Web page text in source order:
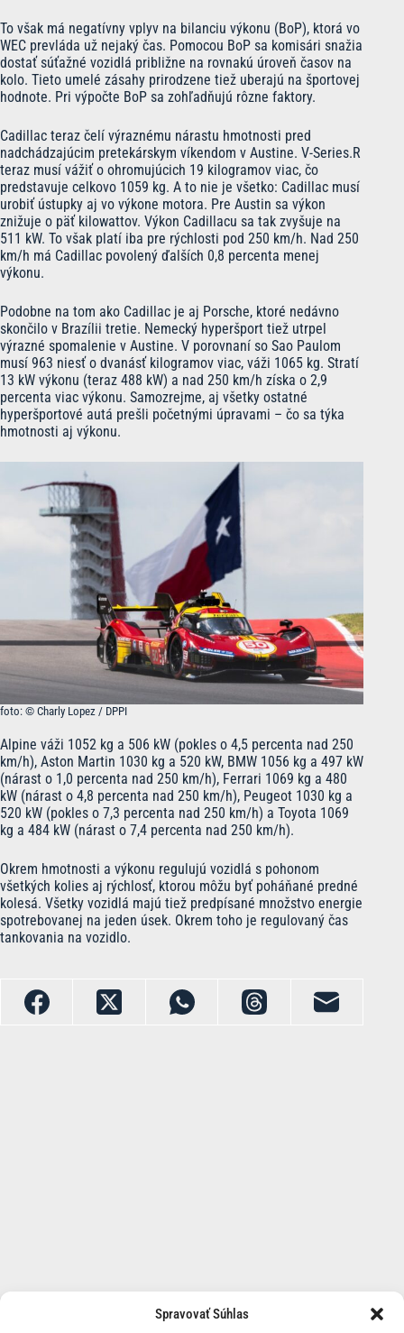
Spravovať Súhlas
To však má negatívny vplyv na bilanciu výkonu (BoP), ktorá vo
WEC prevláda už nejaký čas. Pomocou BoP sa komisári snažia
dostať súťažné vozidlá približne na rovnakú úroveň časov na
kolo. Tieto umelé zásahy prirodzene tiež uberajú na športovej
hodnote. Pri výpočte BoP sa zohľadňujú rôzne faktory.
Cadillac teraz čelí výraznému nárastu hmotnosti pred
nadchádzajúcim pretekárskym víkendom v Austine. V-Series.R
teraz musí vážiť o ohromujúcich 19 kilogramov viac, čo
predstavuje celkovo 1059 kg. A to nie je všetko: Cadillac musí
urobiť ústupky aj vo výkone motora. Pre Austin sa výkon
znižuje o päť kilowattov. Výkon Cadillacu sa tak zvyšuje na
511 kW. To však platí iba pre rýchlosti pod 250 km/h. Nad 250
km/h má Cadillac povolený ďalších 0,8 percenta menej
výkonu.
Podobne na tom ako Cadillac je aj Porsche, ktoré nedávno
skončilo v Brazílii tretie. Nemecký hyperšport tiež utrpel
výrazné spomalenie v Austine. V porovnaní so Sao Paulom
musí 963 niesť o dvanásť kilogramov viac, váži 1065 kg. Stratí
13 kW výkonu (teraz 488 kW) a nad 250 km/h získa o 2,9
percenta viac výkonu. Samozrejme, aj všetky ostatné
hyperšportové autá prešli početnými úpravami – čo sa týka
hmotnosti aj výkonu.
foto: © Charly Lopez / DPPI
Alpine váži 1052 kg a 506 kW (pokles o 4,5 percenta nad 250
km/h), Aston Martin 1030 kg a 520 kW, BMW 1056 kg a 497 kW
(nárast o 1,0 percenta nad 250 km/h), Ferrari 1069 kg a 480
kW (nárast o 4,8 percenta nad 250 km/h), Peugeot 1030 kg a
520 kW (pokles o 7,3 percenta nad 250 km/h) a Toyota 1069
kg a 484 kW (nárast o 7,4 percenta nad 250 km/h).
Okrem hmotnosti a výkonu regulujú vozidlá s pohonom
všetkých kolies aj rýchlosť, ktorou môžu byť poháňané predné
kolesá. Všetky vozidlá majú tiež predpísané množstvo energie
spotrebovanej na jeden úsek. Okrem toho je regulovaný čas
tankovania na vozidlo.